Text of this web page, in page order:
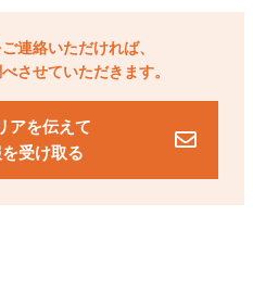
連絡いただければ、
させていただきます。
アを伝えて
受け取る